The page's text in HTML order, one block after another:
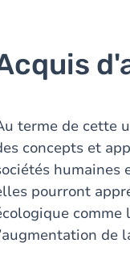
terme de cette
concepts et
pourront
comme
de